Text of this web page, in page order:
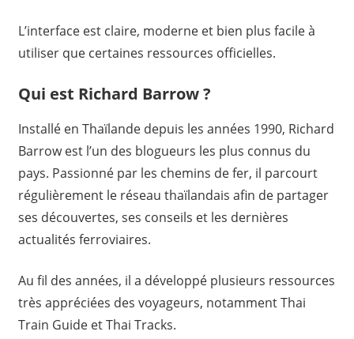
L’interface est claire, moderne et bien plus facile à
utiliser que certaines ressources officielles.
Qui est Richard Barrow ?
Installé en Thaïlande depuis les années 1990, Richard
Barrow est l’un des blogueurs les plus connus du
pays. Passionné par les chemins de fer, il parcourt
régulièrement le réseau thaïlandais afin de partager
ses découvertes, ses conseils et les dernières
actualités ferroviaires.
Au fil des années, il a développé plusieurs ressources
très appréciées des voyageurs, notamment Thai
Train Guide et Thai Tracks.